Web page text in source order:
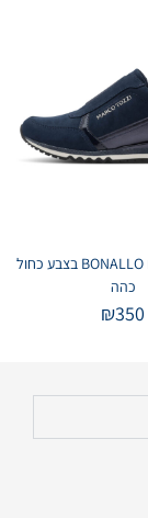
כפכפים לנשים BONALLO בצבע כחול
כהה
₪350